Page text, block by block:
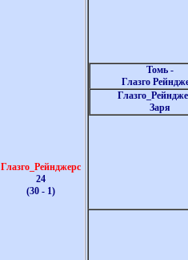
Глазго_Рейнджерс
24
(30 - 1)
Томь -
Глазго
Заря